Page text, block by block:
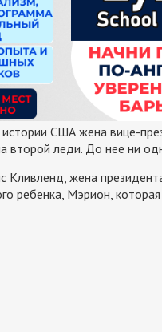
США жена вице-
второй леди. До нее ни
Кливленд, жена
ребенка, Мэрион,